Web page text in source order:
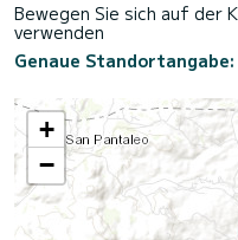
Bewegen Sie sich auf der
verwenden
Genaue Standortangabe:
+
−